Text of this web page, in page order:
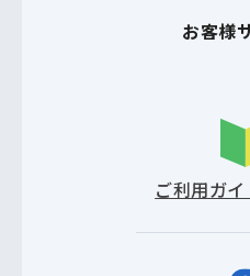
お客様
ご利用ガ